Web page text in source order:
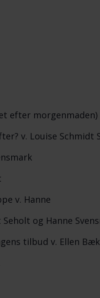
efter morgenmaden)
v. Louise Schmidt
v. Hanne
og Hanne
tilbud v. Ellen Bæk